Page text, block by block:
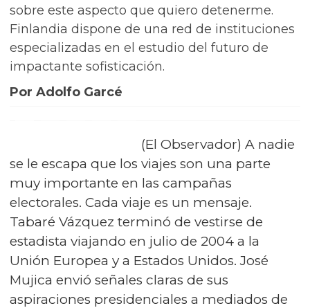
sobre este aspecto que quiero detenerme.
Finlandia dispone de una red de instituciones
especializadas en el estudio del futuro de
impactante sofisticación.
Por Adolfo Garcé
(El Observador) A nadie
se le escapa que los viajes son una parte
muy importante en las campañas
electorales. Cada viaje es un mensaje.
Tabaré Vázquez terminó de vestirse de
estadista viajando en julio de 2004 a la
Unión Europea y a Estados Unidos. José
Mujica envió señales claras de sus
aspiraciones presidenciales a mediados de